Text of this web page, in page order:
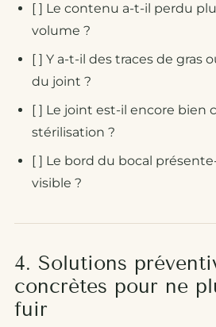
[ ] Le contenu a-t-il perdu
volume ?
[ ] Y a-t-il des traces de gras
du joint ?
[ ] Le joint est-il encore bien
stérilisation ?
[ ] Le bord du bocal
visible ?
4. Solutions
concrètes pour ne
fuir